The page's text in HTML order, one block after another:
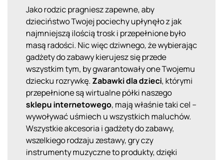
Jako rodzic pragniesz zapewne, aby
dzieciństwo Twojej pociechy upłynęło z jak
najmniejszą ilością trosk i przepełnione było
masą radości. Nic więc dziwnego, że wybierając
gadżety do zabawy kierujesz się przede
wszystkim tym, by gwarantowały one Twojemu
dziecku rozrywkę. Zabawki dla dzieci, którymi
przepełnione są wirtualne półki naszego
sklepu internetowego, mają właśnie taki cel –
wywoływać uśmiech u wszystkich maluchów.
Wszystkie akcesoria i gadżety do zabawy,
wszelkiego rodzaju zestawy, gry czy
instrumenty muzyczne to produkty, dzięki